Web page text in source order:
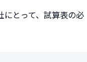
にとって、試算表の必